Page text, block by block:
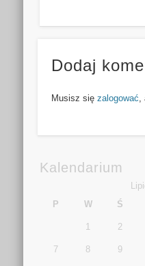
Dodaj
Musisz się zalogować
Kalendarium
P
W Ś
1 2
7 8 9